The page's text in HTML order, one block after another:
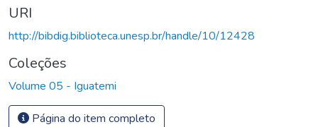
URI
http://bibdig.biblioteca.unesp.br/handle/10/12428
Coleções
Volume 05 - Iguatemi
Página do item completo